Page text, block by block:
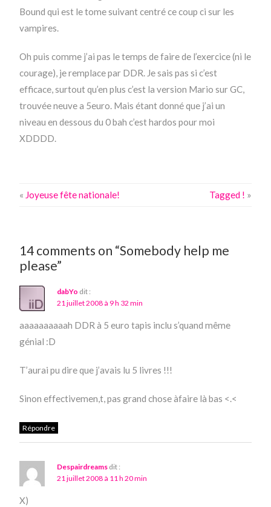
Bound qui est le tome suivant centré ce coup ci sur les
vampires.
Oh puis comme j’ai pas le temps de faire de l’exercice (ni le
courage), je remplace par DDR. Je sais pas si c’est
efficace, surtout qu’en plus c’est la version Mario sur GC,
trouvée neuve a 5euro. Mais étant donné que j’ai un
niveau en dessous du 0 bah c’est hardos pour moi
XDDDD.
« Joyeuse fête nationale! Tagged ! »
14 comments on “Somebody help me
please”
dabYo dit :
21 juillet 2008 à 9 h 32 min
aaaaaaaaaah DDR à 5 euro tapis inclu s’quand même
génial :D
T’aurai pu dire que j’avais lu 5 livres !!!
Sinon effectivemen,t, pas grand chose àfaire là bas <.<
Répondre
Despairdreams dit :
21 juillet 2008 à 11 h 20 min
X)